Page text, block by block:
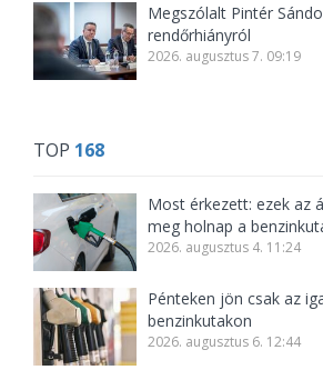
Megszólalt Pintér
rendőrhiányról
2026. augusztus 7. 09:19
TOP 168
Most érkezett: ezek az
meg holnap a
2026. augusztus 4. 11:24
Pénteken jön csak az
benzinkutakon
2026. augusztus 6. 12:44